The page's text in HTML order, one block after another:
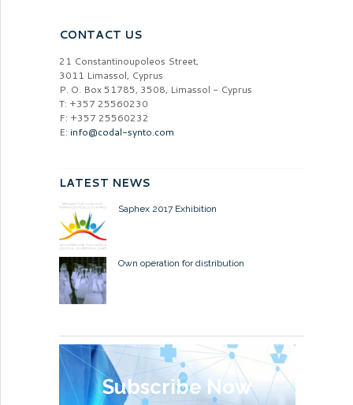
CONTACT US
21 Constantinoupoleos Street,
3011 Limassol, Cyprus
P. O. Box 51785, 3508, Limassol - Cyprus
T: +357 25560230
F: +357 25560232
E: info@codal-synto.com
LATEST NEWS
Saphex 2017 Exhibition
Own operation for distribution
Subscribe Now